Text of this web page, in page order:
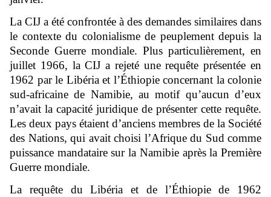
La CIJ a été confrontée à des demandes similaires dans
le contexte du colonialisme de peuplement depuis la
Seconde Guerre mondiale. Plus particulièrement, en
juillet 1966, la CIJ a rejeté une requête présentée en
1962 par le Libéria et l’Éthiopie concernant la colonie
sud-africaine de Namibie, au motif qu’aucun d’eux
n’avait la capacité juridique de présenter cette requête.
Les deux pays étaient d’anciens membres de la Société
des Nations, qui avait choisi l’Afrique du Sud comme
puissance mandataire sur la Namibie après la Première
Guerre mondiale.
La requête du Libéria et de l’Éthiopie de 1962